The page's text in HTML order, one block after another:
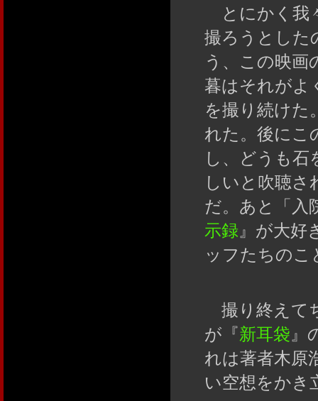
とにかく我
撮ろうとした
う、この映
暮はそれがよ
を撮り続けた
れた。後にこ
し、どうも
しいと吹聴
だ。あと「入
示録』が大好
ッフたちの
撮り終えて
が『新耳袋』
れは著者木原
い空想をかき